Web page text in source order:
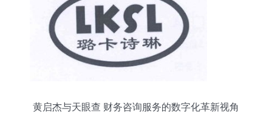
黄启杰与天眼查 财务咨询服务的数字化革新视角